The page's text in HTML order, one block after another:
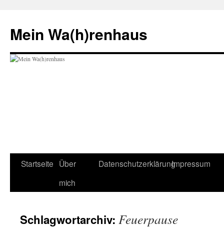
springen
Mein Wa(h)renhaus
Startseite Über
mich
DatenschutzerklärungImpressum
Schlagwortarchiv: Feuerpause